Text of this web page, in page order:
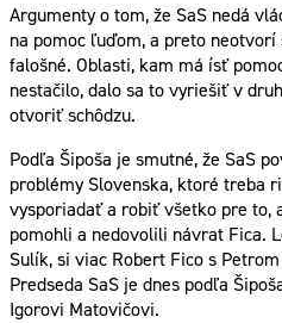
Argumenty o tom, že SaS nedá
na pomoc ľuďom, a preto neotvorí
falošné. Oblasti, kam má ísť
nestačilo, dalo sa to vyriešiť v
otvoriť schôdzu.
Podľa Šipoša je smutné, že SaS
problémy Slovenska, ktoré treba
vysporiadať a robiť všetko pre to,
pomohli a nedovolili návrat Fica.
Sulík, si viac Robert Fico s
Predseda SaS je dnes podľa
Igorovi Matovičovi.